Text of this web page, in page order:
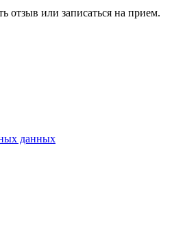
отзыв или записаться на прием.
данных